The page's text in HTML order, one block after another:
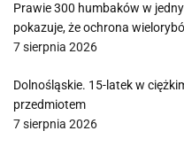
Prawie 300 humbaków w
pokazuje, że ochrona
7 sierpnia 2026
Dolnośląskie. 15-latek w
przedmiotem
7 sierpnia 2026